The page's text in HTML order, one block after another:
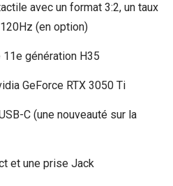
avec un format 3:2, un taux
(en option)
génération H35
GeForce RTX 3050 Ti
C (une nouveauté sur la
et une prise Jack